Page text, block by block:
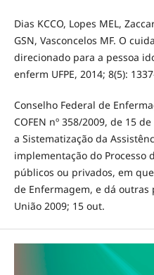
Dias KCCO, Lopes MEL,
GSN, Vasconcelos MF. O
direcionado para a pessoa
enferm UFPE, 2014; 8(5):
Conselho Federal de
COFEN nº 358/2009, de 15
a Sistematização da
implementação do Processo
públicos ou privados, em
de Enfermagem, e dá
União 2009; 15 out.